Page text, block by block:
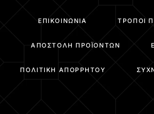
ΕΠΙΚΟΙΝΩΝΊΑ ΤΡΌΠΟΙ
ΑΠΟΣΤΟΛΉ ΠΡΟΪΌΝΤΩΝ
ΠΟΛΙΤΙΚΉ ΑΠΟΡΡΉΤΟΥ